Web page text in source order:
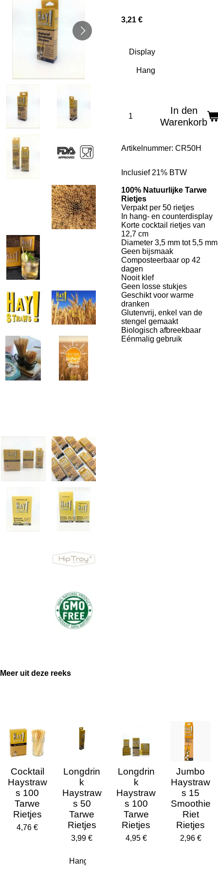
3,21 €
Display
In den
Warenkorb
Artikelnummer: CR50H
Inclusief 21% BTW
100% Natuurlijke Tarwe
Rietjes
Verpakt per 50 rietjes
In hang- en counterdisplay
Korte cocktail rietjes van
12,7 cm
Diameter 3,5 mm tot 5,5 mm
Geen bijsmaak
Composteerbaar op 42
dagen
Nooit klef
Geen losse stukjes
Geschikt voor warme
dranken
Glutenvrij, enkel van de
stengel gemaakt
Biologisch afbreekbaar
Eénmalig gebruik
Meer uit deze reeks
Cocktail
Haystraw
s 100
Tarwe
Rietjes
4,76 €
Longdrin
k
Haystraw
s 50
Tarwe
Rietjes
3,99 €
Longdrin
k
Haystraw
s 100
Tarwe
Rietjes
4,95 €
Jumbo
Haystraw
s 15
Smoothie
Riet
Rietjes
2,96 €